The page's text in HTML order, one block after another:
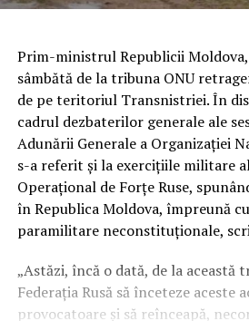
Prim-ministrul Republicii
sâmbătă de la tribuna ONU
de pe teritoriul Transnistriei. În
cadrul dezbaterilor generale ale
Adunării Generale a Organizaţiei
s-a referit şi la exerciţiile militare
Operaţional de Forţe Ruse,
în Republica Moldova, împreună
paramilitare neconstituţionale,
„Astăzi, încă o dată, de la această
Federaţia Rusă să înceteze aceste
provocatoare şi să reînceapă,